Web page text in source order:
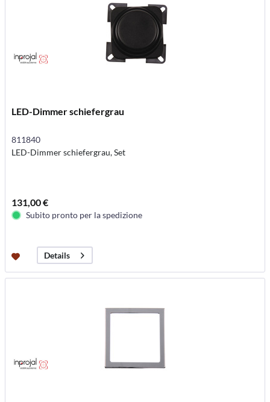
LED-Dimmer schiefergrau
811840
LED-Dimmer schiefergrau, Set
131,00 €
Subito pronto per la spedizione
Details